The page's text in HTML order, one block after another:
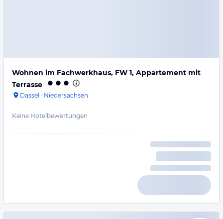
Wohnen im Fachwerkhaus, FW 1, Appartement mit
Terrasse
Dassel · Niedersachsen
Keine Hotelbewertungen